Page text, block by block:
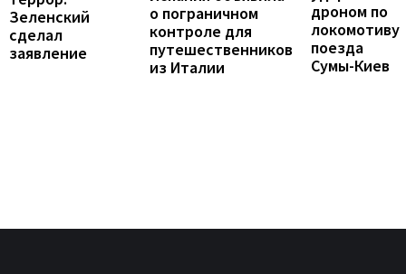
Зеленский
сделал
заявление
о пограничном
контроле для
путешественников
из Италии
дроном по
локомотиву
поезда
Сумы-Киев